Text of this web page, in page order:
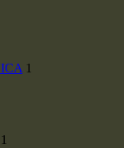
1
1